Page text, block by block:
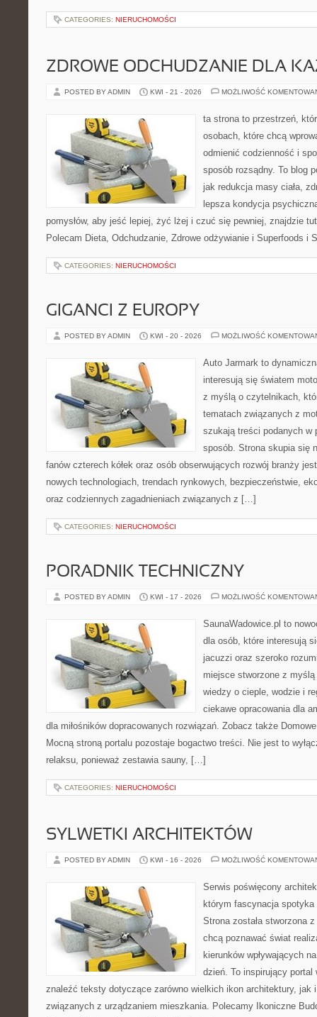
CATEGORIES: NIERUCHOMOŚCI
ZDROWE ODCHUDZANIE DLA
POSTED BY ADMIN KWI - 21 - 2026 MOŻLIWOŚĆ
ta strona to przestrzeń,
osobach, które chcą
odmienić codzienność i
sposób rozsądny. To blog
jak redukcja masy ciała,
lepsza kondycja
pomysłów, aby jeść lepiej, żyć lżej i czuć się pewniej, znajdzie
Polecam Dieta, Odchudzanie, Zdrowe odżywianie i Superfoods i
CATEGORIES: NIERUCHOMOŚCI
GIGANCI Z EUROPY
POSTED BY ADMIN KWI - 20 - 2026 MOŻLIWOŚĆ
Auto Jarmark to
interesują się światem
z myślą o czytelnikach,
tematach związanych z
szukają treści podanych w
sposób. Strona skupia się
fanów czterech kółek oraz osób obserwujących rozwój branży
nowych technologiach, trendach rynkowych, bezpieczeństwie,
oraz codziennych zagadnieniach związanych z […]
CATEGORIES: NIERUCHOMOŚCI
PORADNIK TECHNICZNY
POSTED BY ADMIN KWI - 17 - 2026 MOŻLIWOŚĆ
SaunaWadowice.pl to
dla osób, które interesują
jacuzzi oraz szeroko
miejsce stworzone z
wiedzy o cieple, wodzie i
ciekawe opracowania dla
dla miłośników dopracowanych rozwiązań. Zobacz także
Mocną stroną portalu pozostaje bogactwo treści. Nie jest to
relaksu, ponieważ zestawia sauny, […]
CATEGORIES: NIERUCHOMOŚCI
SYLWETKI ARCHITEKTÓW
POSTED BY ADMIN KWI - 16 - 2026 MOŻLIWOŚĆ
Serwis poświęcony
którym fascynacja
Strona została stworzona
chcą poznawać świat
kierunków wpływających
dzień. To inspirujący
znaleźć teksty dotyczące zarówno wielkich ikon architektury, jak
związanych z urządzaniem mieszkania. Polecamy Ikoniczne